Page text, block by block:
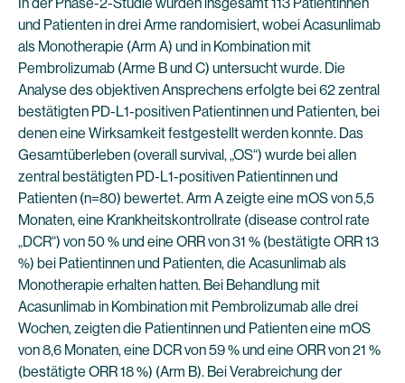
und Patienten in drei Arme randomisiert, wobei Acasunlimab
als Monotherapie (Arm A) und in Kombination mit
Pembrolizumab (Arme B und C) untersucht wurde. Die
Analyse des objektiven Ansprechens erfolgte bei 62 zentral
bestätigten PD-L1-positiven Patientinnen und Patienten, bei
denen eine Wirksamkeit festgestellt werden konnte. Das
Gesamtüberleben (overall survival, „OS“) wurde bei allen
zentral bestätigten PD-L1-positiven Patientinnen und
Patienten (n=80) bewertet. Arm A zeigte eine mOS von 5,5
Monaten, eine Krankheitskontrollrate (disease control rate
„DCR“) von 50 % und eine ORR von 31 % (bestätigte ORR 13
%) bei Patientinnen und Patienten, die Acasunlimab als
Monotherapie erhalten hatten. Bei Behandlung mit
Acasunlimab in Kombination mit Pembrolizumab alle drei
Wochen, zeigten die Patientinnen und Patienten eine mOS
von 8,6 Monaten, eine DCR von 59 % und eine ORR von 21 %
(bestätigte ORR 18 %) (Arm B). Bei Verabreichung der